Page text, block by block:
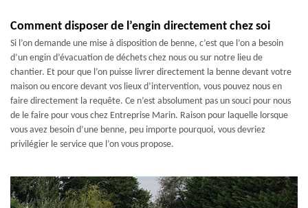
Comment disposer de l’engin directement chez soi
Si l’on demande une mise à disposition de benne, c’est que l’on a besoin
d’un engin d’évacuation de déchets chez nous ou sur notre lieu de
chantier. Et pour que l’on puisse livrer directement la benne devant votre
maison ou encore devant vos lieux d’intervention, vous pouvez nous en
faire directement la requête. Ce n’est absolument pas un souci pour nous
de le faire pour vous chez Entreprise Marin. Raison pour laquelle lorsque
vous avez besoin d’une benne, peu importe pourquoi, vous devriez
privilégier le service que l’on vous propose.